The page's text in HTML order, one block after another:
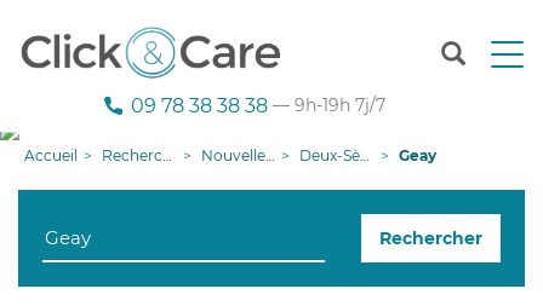
T
n
g
09 78 38 38 38 — 9h-19h 7j/7
Accueil Recherche aide à domicile Nouvelle-Aquitaine Deux-Sèvres Geay
Rechercher